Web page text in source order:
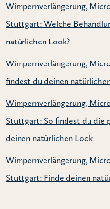
Wimpernverlängerung,
Stuttgart: Welche
natürlichen Look?
Wimpernverlängerung,
findest du deinen
Wimpernverlängerung,
Stuttgart: So findest du die
deinen natürlichen Look
Wimpernverlängerung,
Stuttgart: Finde deinen